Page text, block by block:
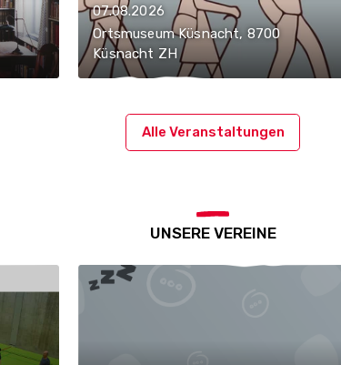
07.08.2026
Ortsmuseum Küsnacht, 8700
Küsnacht ZH
Alle Veranstaltungen
UNSERE VEREINE